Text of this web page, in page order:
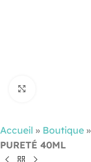
Accueil » Boutique »
PURETÉ 40ML